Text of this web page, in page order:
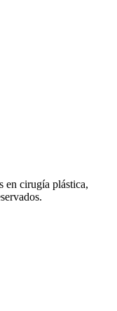
en cirugía plástica,